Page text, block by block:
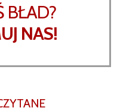
BŁAD?
NAS!